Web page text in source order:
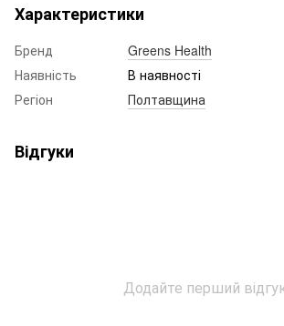
Характеристики
Бренд
Greens Health
Наявність
В наявності
Регіон
Полтавщина
Відгуки
Додайте перший